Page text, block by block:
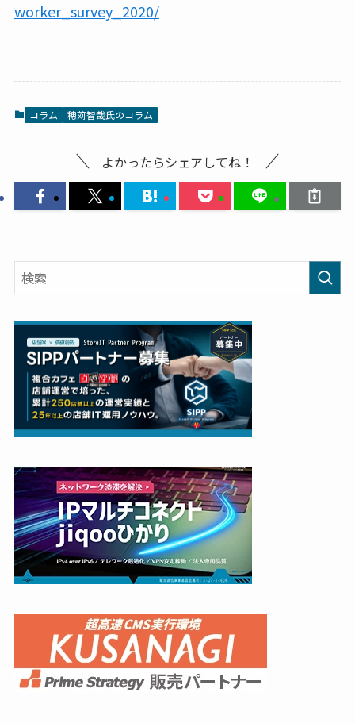
worker_survey_2020/
コラム 穂苅智哉氏のコラム
よかったらシェアしてね！